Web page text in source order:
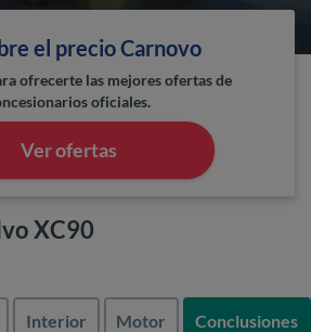
el precio Carnovo
ofrecerte las mejores ofertas de
oficiales.
Ver ofertas
XC90
Interior Motor Conclusiones